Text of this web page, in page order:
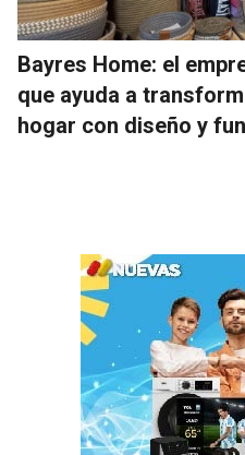
Bayres Home: el
que ayuda a
hogar con diseño y